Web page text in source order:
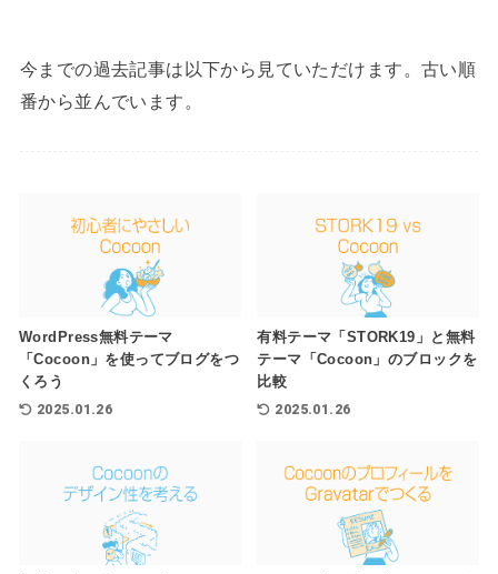
今までの過去記事は以下から見ていただけます。古い順
番から並んでいます。
WordPress無料テーマ
「Cocoon」を使ってブログをつ
くろう
2025.01.26
有料テーマ「STORK19」と無料
テーマ「Cocoon」のブロックを
比較
2025.01.26